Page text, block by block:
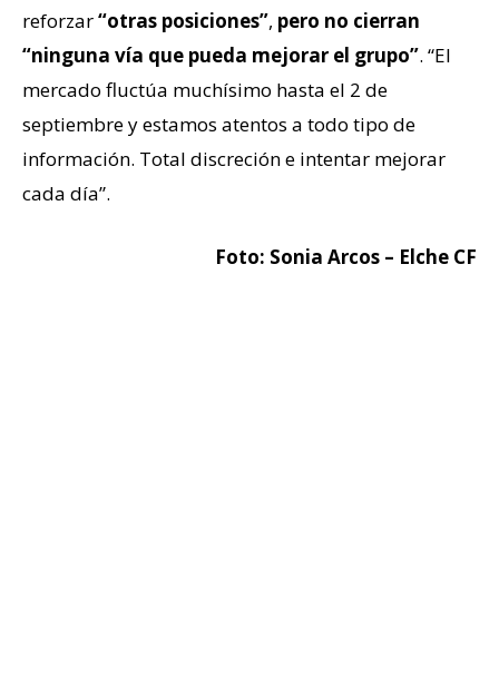
reforzar“otras posiciones”, pero no cierran
“ninguna vía que pueda mejorar el grupo”. “El
mercado fluctúa muchísimo hasta el 2 de
septiembre y estamos atentos a todo tipo de
información. Total discreción e intentar mejorar
cada día”.
Foto: Sonia Arcos – Elche CF